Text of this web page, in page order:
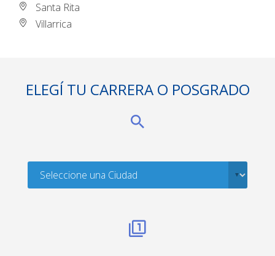
Santa Rita
Villarrica
ELEGÍ TU CARRERA O POSGRADO